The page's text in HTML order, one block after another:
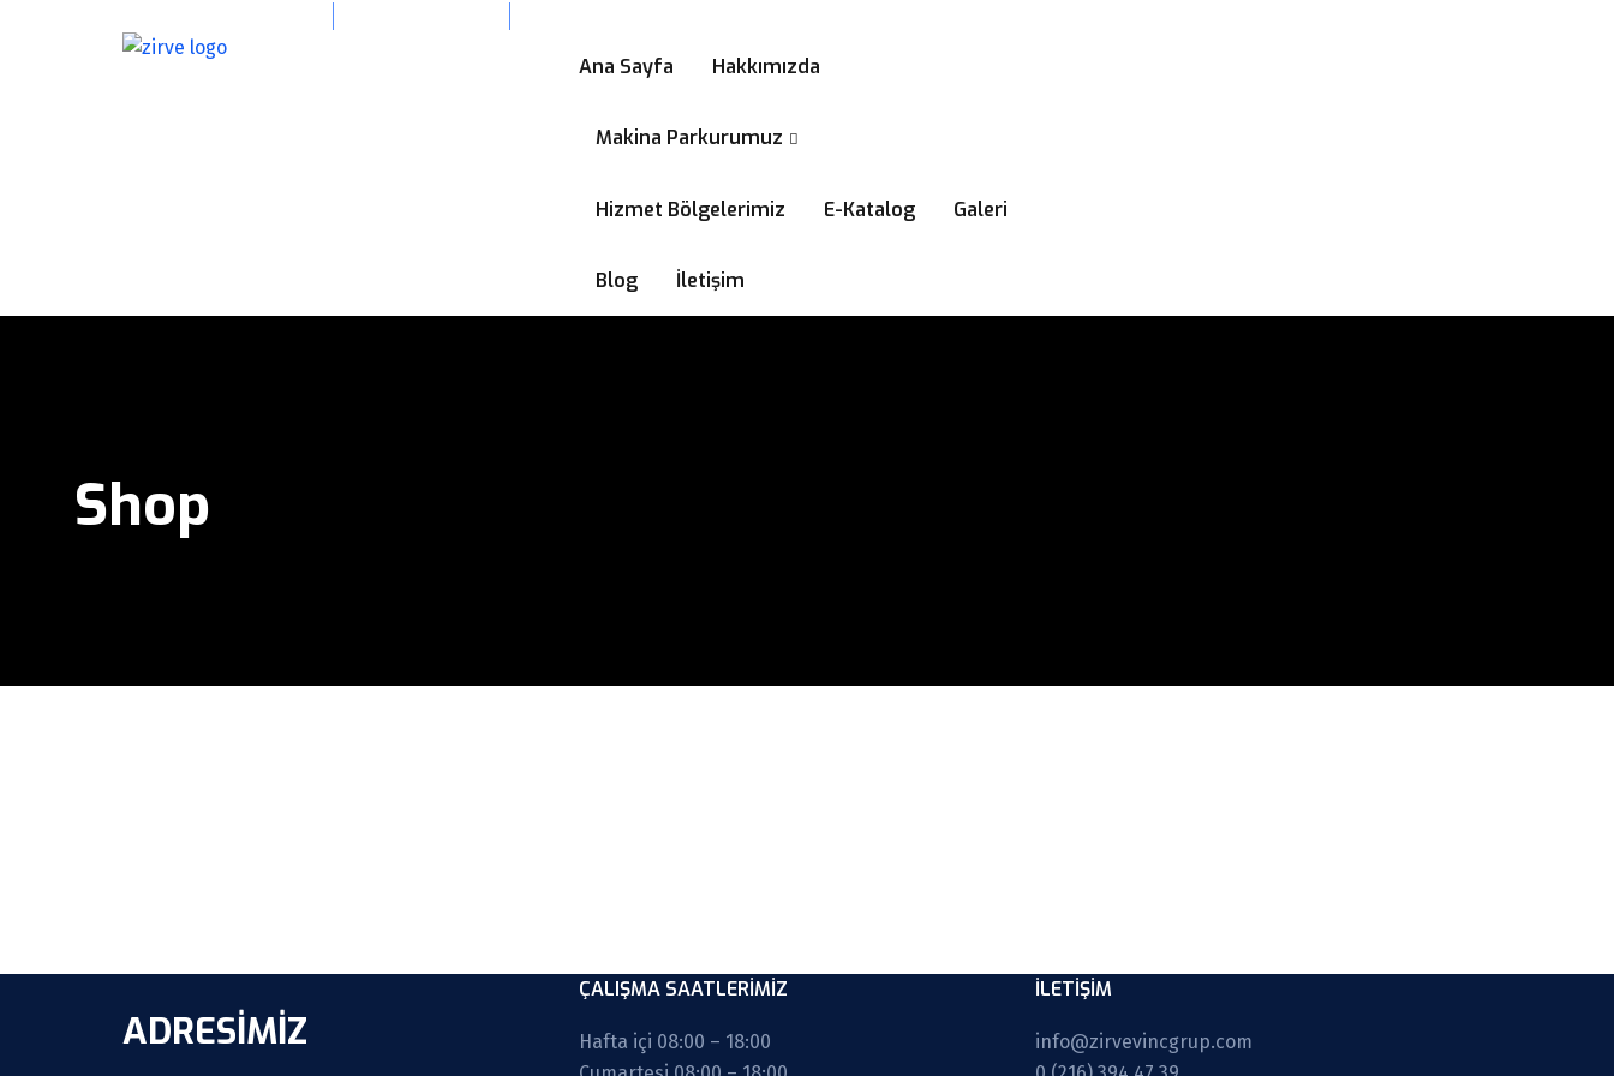
Ana Sayfa Hakkımızda
Makina Parkurumuz
Hizmet Bölgelerimiz E-Katalog Galeri
Blog İletişim
Shop
ADRESİMİZ
ÇALIŞMA SAATLERİMİZ
Hafta içi 08:00 – 18:00
İLETIŞIM
info@zirvevincgrup.com